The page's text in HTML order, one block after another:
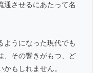
通させるにあたって名
ようになった現代でも
、その響きがもつ、ど
もしれません。